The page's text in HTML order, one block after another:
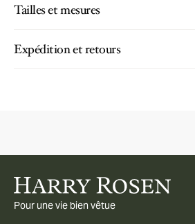
Tailles et mesures
Expédition et retours
Pour une vie bien vêtue